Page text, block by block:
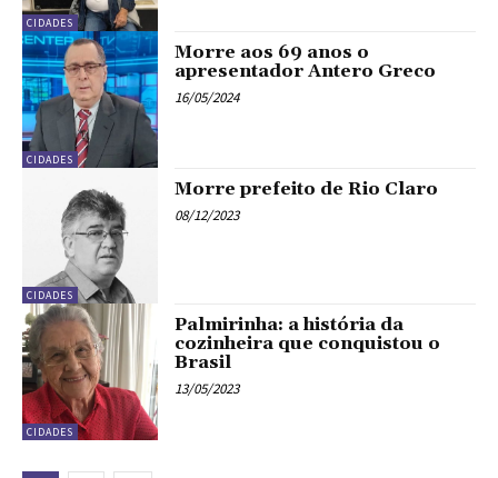
CIDADES
CIDADES
Morre aos 69 anos o
apresentador Antero Greco
16/05/2024
CIDADES
Morre prefeito de Rio Claro
08/12/2023
CIDADES
Palmirinha: a história da
cozinheira que conquistou o
Brasil
13/05/2023